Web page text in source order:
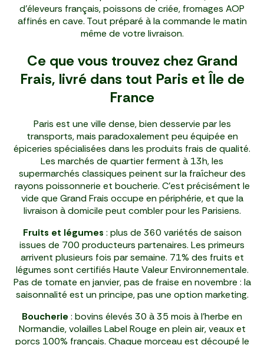
d'éleveurs français, poissons de criée, fromages AOP
affinés en cave. Tout préparé à la commande le matin
même de votre livraison.
Ce que vous trouvez chez Grand
Frais, livré dans tout Paris et Île de
France
Paris est une ville dense, bien desservie par les
transports, mais paradoxalement peu équipée en
épiceries spécialisées dans les produits frais de qualité.
Les marchés de quartier ferment à 13h, les
supermarchés classiques peinent sur la fraîcheur des
rayons poissonnerie et boucherie. C'est précisément le
vide que Grand Frais occupe en périphérie, et que la
livraison à domicile peut combler pour les Parisiens.
Fruits et légumes : plus de 360 variétés de saison
issues de 700 producteurs partenaires. Les primeurs
arrivent plusieurs fois par semaine. 71% des fruits et
légumes sont certifiés Haute Valeur Environnementale.
Pas de tomate en janvier, pas de fraise en novembre : la
saisonnalité est un principe, pas une option marketing.
Boucherie : bovins élevés 30 à 35 mois à l'herbe en
Normandie, volailles Label Rouge en plein air, veaux et
porcs 100% français. Chaque morceau est découpé le